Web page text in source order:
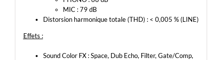
MIC : 79 dB
Distorsion harmonique totale (THD) : < 0,005 % (LINE)
Effets :
Sound Color FX : Space, Dub Echo, Filter, Gate/Comp,